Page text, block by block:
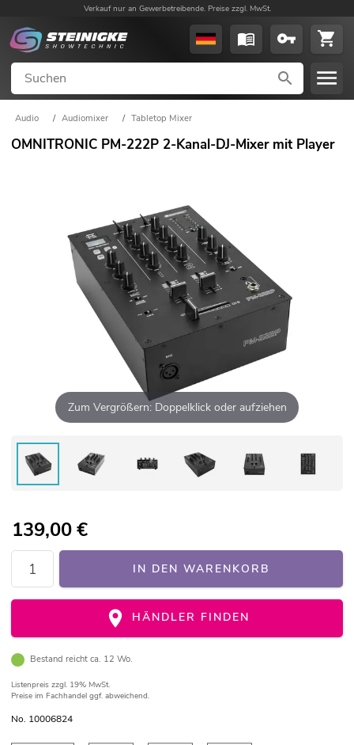
Verkauf nur an Gewerbetreibende. Preise zzgl. MwSt.
Audio / Audiomixer / Tabletop Mixer
OMNITRONIC PM-222P 2-Kanal-DJ-Mixer mit Player
Zum Vergrößern: Doppelklick oder aufziehen
139,00€
IN DEN WARENKORB
HÄNDLER FINDEN
Bestand reicht ca. 12 Wo.
Listenpreis zzgl. 19% MwSt.
Preise im Fachhandel ggf. abweichend.
No. 10006824